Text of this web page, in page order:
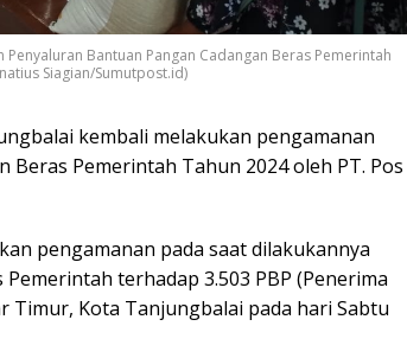
Bantuan Pangan Cadangan Beras Pemerintah
Siagian/Sumutpost.id)
kembali melakukan pengamanan
Beras Pemerintah Tahun 2024 oleh PT. Pos
pengamanan pada saat dilakukannya
terhadap 3.503 PBP (Penerima
Timur, Kota Tanjungbalai pada hari Sabtu